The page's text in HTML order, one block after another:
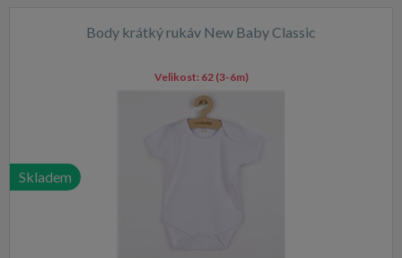
Body krátký rukáv New Baby Classic
Skladem
Velikost: 62 (3-6m)